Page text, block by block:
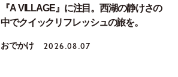
『A VILLAGE』に注目。西湖の静けさの
中でクイックリフレッシュの旅を。
おでかけ 2026.08.07